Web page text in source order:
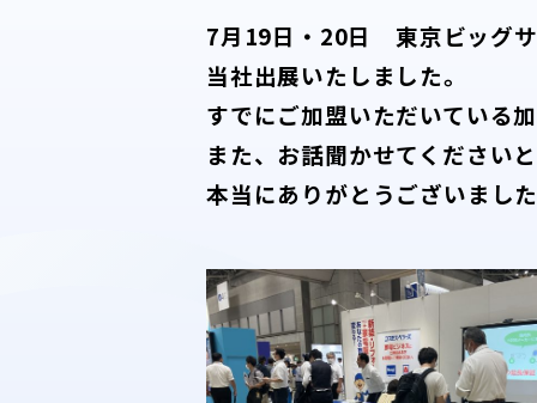
7月19日・20日 東京ビッグ
当社出展いたしました。
すでにご加盟いただいている
また、お話聞かせてください
本当にありがとうございまし